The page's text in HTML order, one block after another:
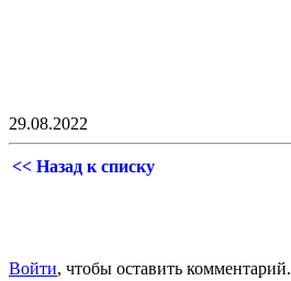
29.08.2022
<< Назад к списку
Войти, чтобы оставить комментарий.